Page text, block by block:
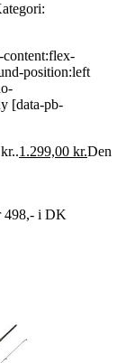
position:left
[data-pb-
1.299,00 kr.Den
498,- i DK